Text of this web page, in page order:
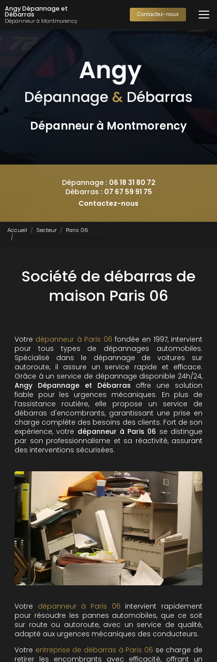
Aller
au
contenu
Angy Dépannage et
Débarras
Dépanneur à Montmorency
Contactez-nous
Dépanneur à Montmorency
Dépannage : 06 18 31 80 72
Débarras : 07 67 59 91 75
Contactez-nous
Accueil Secteur
Paris 06
Société de débarras de
maison Paris 06
Votre dépanneur à Paris 06 fondée en 1997, intervient
pour tous types de dépannages automobiles.
Spécialisé dans le dépannage de voitures sur
autoroute, il assure un service rapide et efficace.
Grâce à un service de dépannage disponible 24h/24,
Angy Dépannage et Débarras offre une solution
fiable pour les urgences mécaniques. En plus de
l’assistance routière, elle propose un service de
débarras d'encombrants, garantissant une prise en
charge complète des besoins des clients. Fort de son
expérience, votre dépanneur à Paris 06 se distingue
par son professionnalisme et sa réactivité, assurant
des interventions sécurisées.
Votre dépanneur à Paris 06 intervient rapidement
pour résoudre les pannes automobiles, que ce soit
sur route ou autoroute, avec un service de qualité,
adapté aux urgences mécaniques des conducteurs.
Votre entreprise de débarras à Paris 06 se charge de
retirer les encombrants avec efficacité, offrant un